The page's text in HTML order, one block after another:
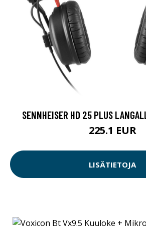
SENNHEISER HD 25 PLUS
225.1 EUR
LISÄTIETOJA